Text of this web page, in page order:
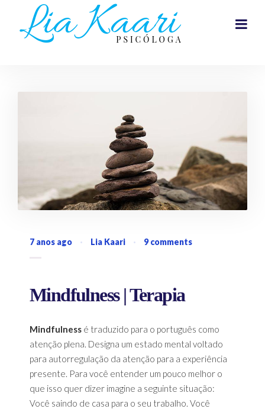
7 anos ago · Lia Kaari · 9 comments
Mindfulness | Terapia
Mindfulness é traduzido para o português como
atenção plena. Designa um estado mental voltado
para autorregulação da atenção para a experiência
presente. Para você entender um pouco melhor o
que isso quer dizer imagine a seguinte situação:
Você saindo de casa para o seu trabalho. Você